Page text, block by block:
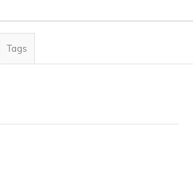
Tags